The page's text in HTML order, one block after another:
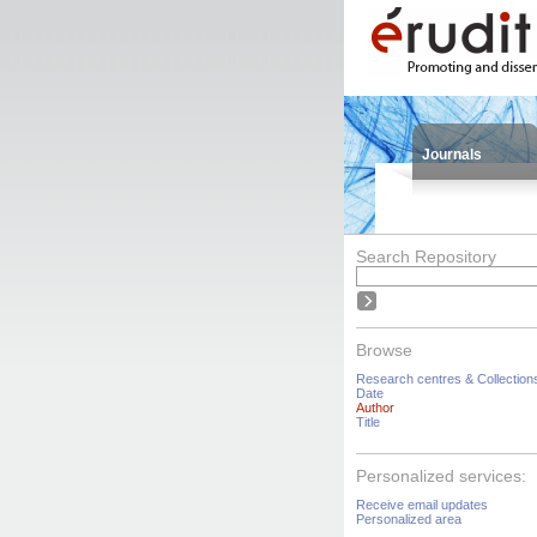
Journals
Search Repository
Browse
Research centres &
Date
Author
Title
Personalized services:
Receive email updates
Personalized area